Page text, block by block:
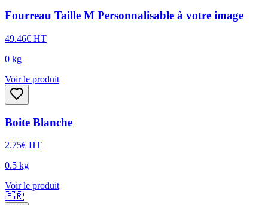
Fourreau Taille M Personnalisable à votre image
49.46€ HT
0 kg
Voir le produit
Boite Blanche
2.75€ HT
0.5 kg
Voir le produit
🇫🇷